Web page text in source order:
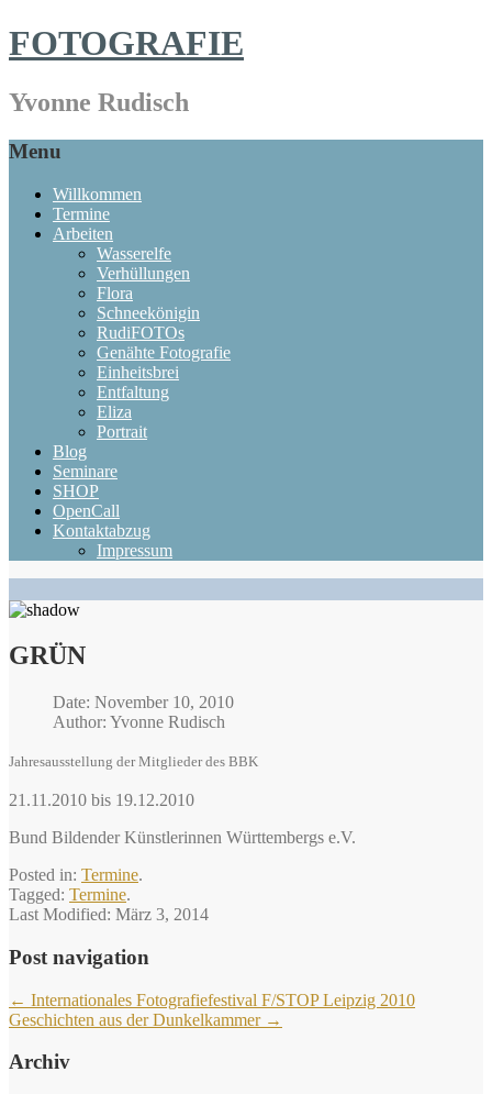
FOTOGRAFIE
Yvonne Rudisch
Menu
Willkommen
Termine
Arbeiten
Wasserelfe
Verhüllungen
Flora
Schneekönigin
RudiFOTOs
Genähte Fotografie
Einheitsbrei
Entfaltung
Eliza
Portrait
Blog
Seminare
SHOP
OpenCall
Kontaktabzug
Impressum
GRÜN
Date: November 10, 2010
Author: Yvonne Rudisch
Jahresausstellung der Mitglieder des BBK
21.11.2010 bis 19.12.2010
Bund Bildender Künstlerinnen Württembergs e.V.
Posted in: Termine.
Tagged: Termine.
Last Modified: März 3, 2014
Post navigation
← Internationales Fotografiefestival F/STOP Leipzig 2010
Geschichten aus der Dunkelkammer →
Archiv